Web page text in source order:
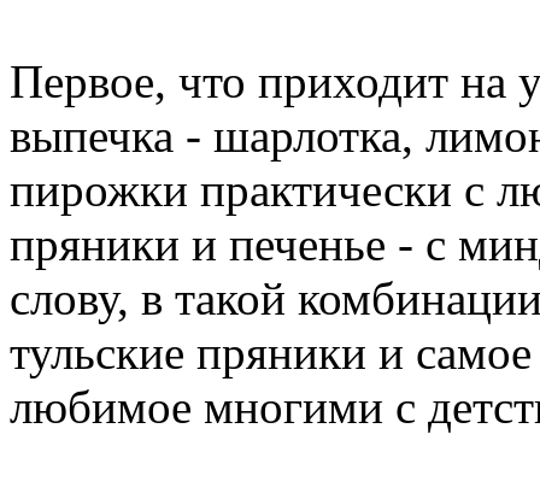
Первое, что приходит на
выпечка - шарлотка,
пирожки практически с
пряники и печенье - с
слову, в такой
тульские пряники и
любимое многими с